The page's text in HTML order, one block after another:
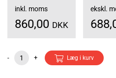
inkl. moms
860,00 DKK
ekskl.
- + Læg i kurv